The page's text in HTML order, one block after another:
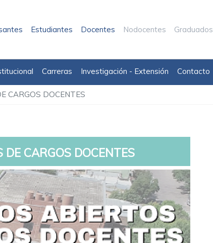
Estudiantes Docentes Nodocentes Graduados
Carreras Investigación - Extensión Contacto
CARGOS DOCENTES
CARGOS DOCENTES